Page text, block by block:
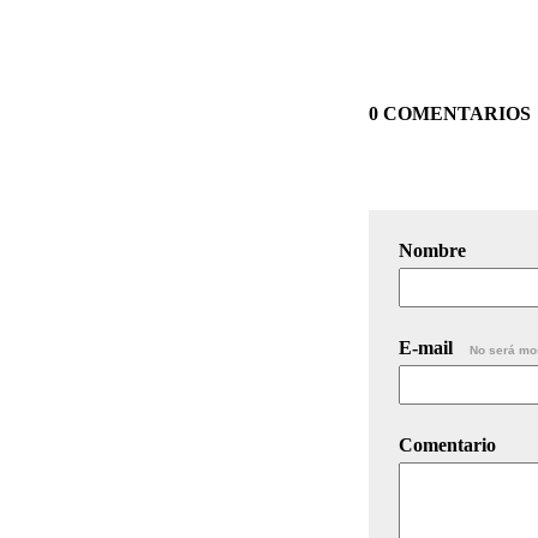
0 COMENTARIOS
Nombre
E-mail No será
Comentario